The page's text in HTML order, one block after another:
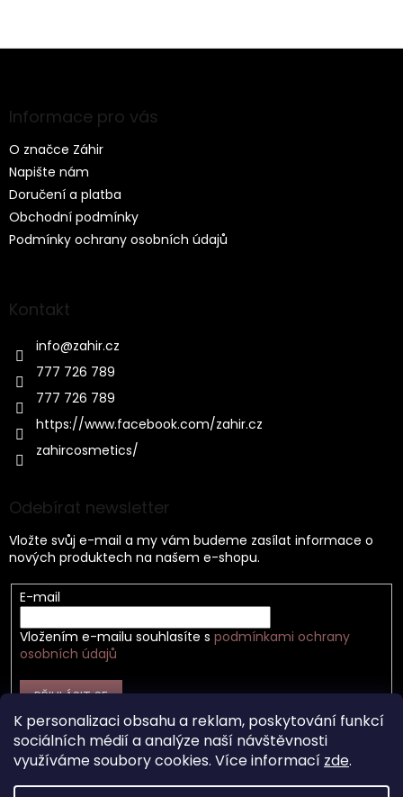
K personalizaci obsahu a reklam, poskytování funkcí
sociálních médií a analýze naší návštěvnosti
využíváme soubory cookies. Více informací zde.
Z
aInformace pro vás
O značce Záhir
Napište nám
Doručení a platba
Obchodní podmínky
Podmínky ochrany osobních údajů
Kontakt
info@zahir.cz
777 726 789
777 726 789
https://www.facebook.com/zahir.cz
zahircosmetics/
Odebírat newsletter
Vložte svůj e-mail a my vám budeme zasílat informace o
nových produktech na našem e-shopu.
E-mail
Vložením e-mailu souhlasíte s podmínkami ochrany
osobních údajů
PŘIHLÁSIT SE